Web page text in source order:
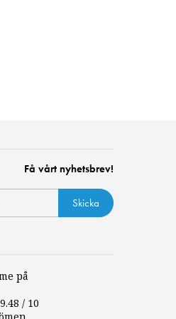
Få vårt nyhetsbrev!
Skicka